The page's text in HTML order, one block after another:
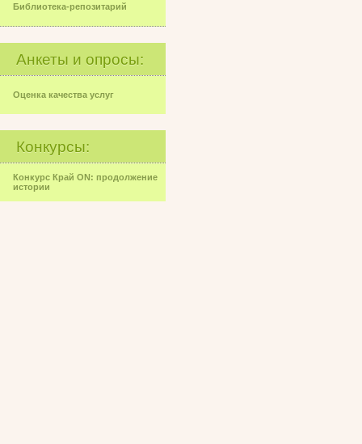
Библиотека-репозитарий
Анкеты и опросы:
Оценка качества услуг
Конкурсы:
Конкурс Край ON: продолжение
истории